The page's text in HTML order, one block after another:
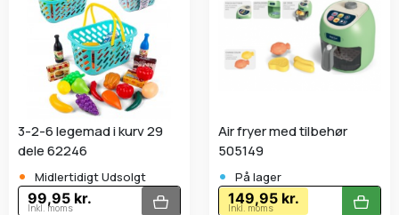
3-2-6 legemad i kurv 29
dele 62246
• Midlertidigt Udsolgt
99,95 kr.
Inkl. moms
Air fryer med tilbehør
505149
• På lager
149,95 kr.
Inkl. moms